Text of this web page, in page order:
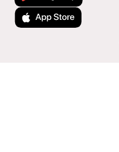
Laden im App Store